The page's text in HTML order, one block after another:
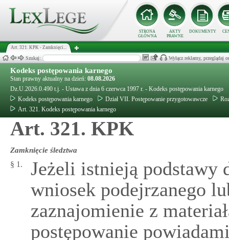
STRONA
GŁÓWNA
AKTY
PRAWNE
DOKUMENTY
Art. 321. KPK - Zamknięci...
Szukaj: Wyłącz reklamy, przeglądaj
Kodeks postępowania karnego
Stan prawny aktualny na dzień: 08.08.2026
Dz.U.2026.0.490 t.j. - Ustawa z dnia 6 czerwca 1997 r. - Kodeks postępowania karnego
Kodeks postępowania karnego
Dział VII. Postępowanie przygotowawcze
Art. 321. Kodeks postępowania karnego
Art. 321. KPK
Zamknięcie śledztwa
§ 1.
Jeżeli istnieją podstawy
wniosek podejrzanego
zaznajomienie z
postępowanie